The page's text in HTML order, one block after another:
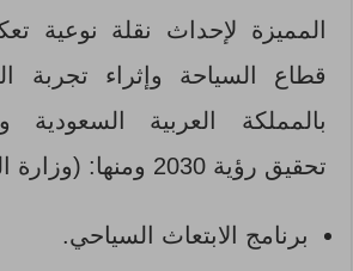
المميزة لإحداث نقلة نوعية
قطاع السياحة وإثراء تجربة
بالمملكة العربية
تحقيق رؤية 2030 ومنها: (وزارة السياحة، د، ت)
برنامج الابتعاث السياحي.